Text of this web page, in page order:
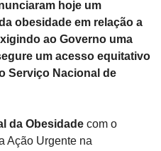
hoje um
obesidade em relação a
ao Governo uma
um acesso equitativo
Serviço Nacional de
da Obesidade com o
Ação Urgente na